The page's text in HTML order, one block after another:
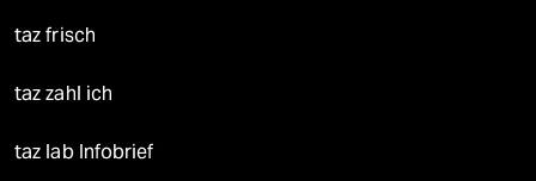
taz frisch
taz zahl ich
taz lab Infobrief